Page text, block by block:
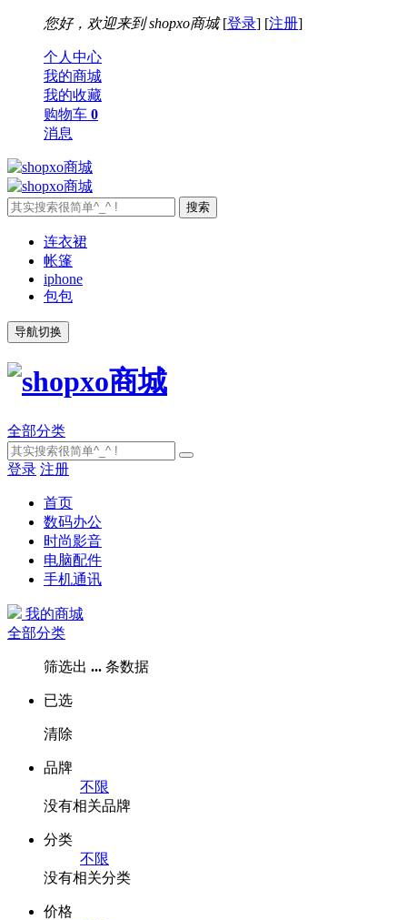
您好，欢迎来到 shopxo商城[登录] [注册]
个人中心
我的商城
我的收藏
购物车 0
消息
连衣裙
帐篷
iphone
包包
导航切换
全部分类
登录 注册
首页
数码办公
时尚影音
电脑配件
手机通讯
我的商城
全部分类
筛选出 ... 条数据
已选
清除
品牌
不限
没有相关品牌
分类
不限
没有相关分类
价格